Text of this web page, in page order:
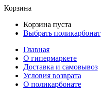
Корзина
Корзина пуста
Выбрать поликарбонат
Главная
О гипермаркете
Доставка и самовывоз
Условия возврата
О поликарбонате